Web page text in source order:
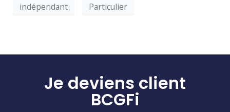
indépendant Particulier
Je deviens client
BCGFi